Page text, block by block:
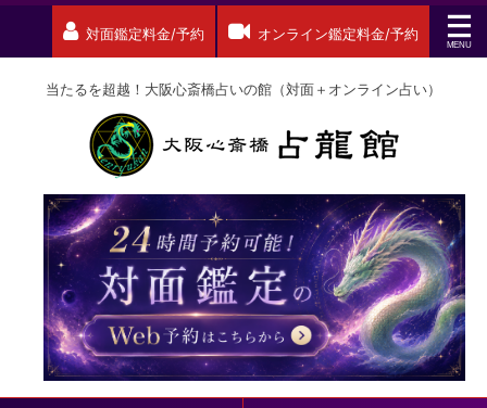
対面鑑定料金/予約 オンライン鑑定料金/予約
当たるを超越！大阪心斎橋占いの館（対面＋オンライン占い）